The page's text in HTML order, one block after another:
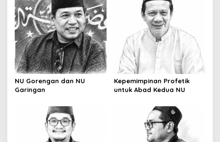
NU Gorengan dan NU
Garingan
Kepemimpinan Profetik
untuk Abad Kedua NU